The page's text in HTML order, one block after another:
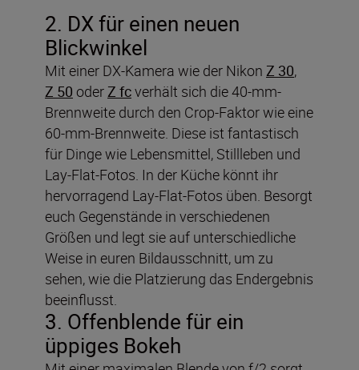
2. DX für einen neuen
Blickwinkel
Mit einer DX-Kamera wie der Nikon Z 30,
Z 50 oderZ fcverhält sich die 40-mm-
Brennweite durch den Crop-Faktor wie eine
60-mm-Brennweite. Diese ist fantastisch
für Dinge wie Lebensmittel, Stillleben und
Lay-Flat-Fotos. In der Küche könnt ihr
hervorragend Lay-Flat-Fotos üben. Besorgt
euch Gegenstände in verschiedenen
Größen und legt sie auf unterschiedliche
Weise in euren Bildausschnitt, um zu
sehen, wie die Platzierung das Endergebnis
beeinflusst.
3. Offenblende für ein
üppiges Bokeh